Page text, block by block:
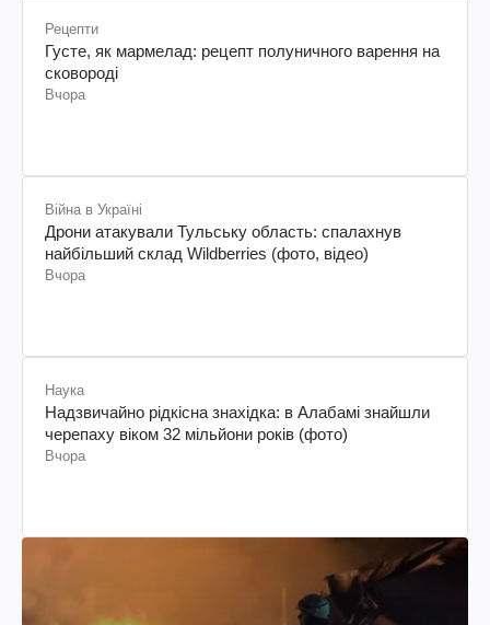
Рецепти
Густе, як мармелад: рецепт полуничного варення на
сковороді
Вчора
Війна в Україні
Дрони атакували Тульську область: спалахнув
найбільший склад Wildberries (фото, відео)
Вчора
Наука
Надзвичайно рідкісна знахідка: в Алабамі знайшли
черепаху віком 32 мільйони років (фото)
Вчора